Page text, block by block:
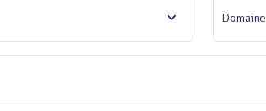
Domaine